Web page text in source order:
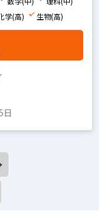
学(高) 生物(高)
日